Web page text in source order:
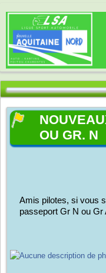
OU GR. N
Amis pilotes, si vous
passeport Gr N ou Gr